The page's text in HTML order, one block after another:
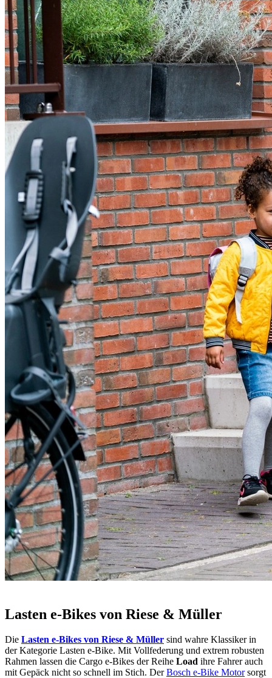
Lasten e-Bikes von Riese & Müller
Die Lasten e-Bikes von Riese & Müller sind wahre Klassiker in
der Kategorie Lasten e-Bike. Mit Vollfederung und extrem robusten
Rahmen lassen die Cargo e-Bikes der Reihe Load ihre Fahrer auch
mit Gepäck nicht so schnell im Stich. DerBosch e-Bike Motorsorgt